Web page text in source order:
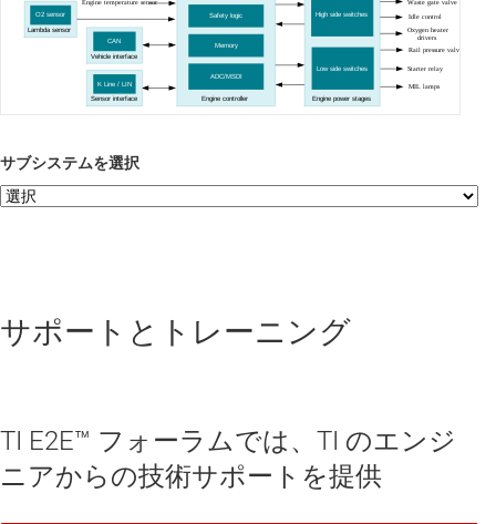
Engine temperature sensor
Oxygen heater
drivers
Waste gate valve
Idle control
Rail pressure valve
Starter relay
MIL lamps
Engine power stages
High side switches
Low side switches
Engine controller
Memory
ADC/MSDI
Safety logic
Lambda sensor
O2 sensor
Vehicle interface
CAN
Sensor interface
K Line / LIN
サブシステムを選択
サポートとトレーニング
TI E2E™ フォーラムでは、TI のエンジ
ニアからの技術サポートを提供